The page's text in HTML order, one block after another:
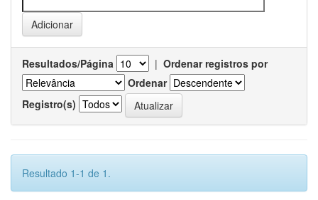
Resultados/Página | Ordenar registros por
Ordenar
Registro(s)
Resultado 1-1 de 1.